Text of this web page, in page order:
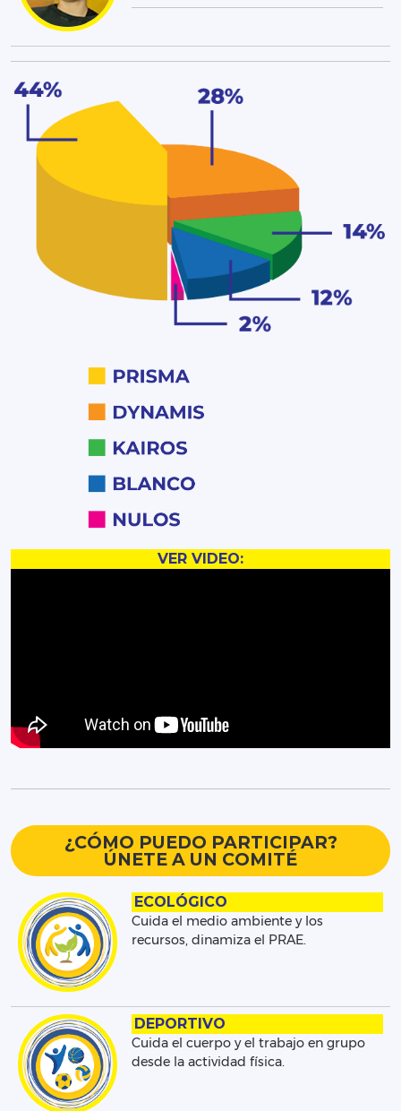
VER VIDEO:
¿CÓMO PUEDO PARTICIPAR?
ÚNETE A UN COMITÉ
ECOLÓGICO
Cuida el medio ambiente y los
recursos, dinamiza el PRAE.
DEPORTIVO
Cuida el cuerpo y el trabajo en grupo
desde la actividad física.